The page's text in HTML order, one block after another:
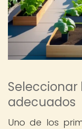
Seleccionar
adecuados
Uno de los